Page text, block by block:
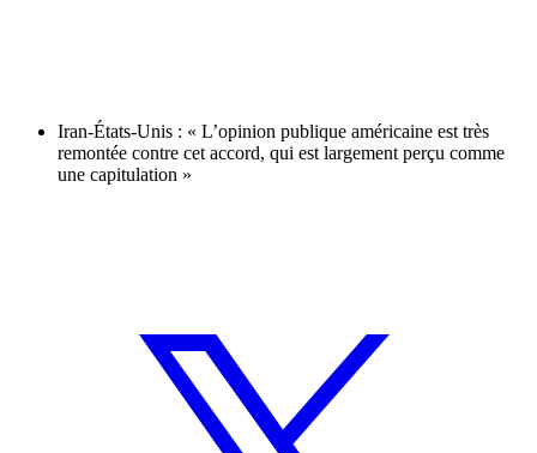
Iran-États-Unis : « L’opinion publique américaine est très
remontée contre cet accord, qui est largement perçu comme
une capitulation »